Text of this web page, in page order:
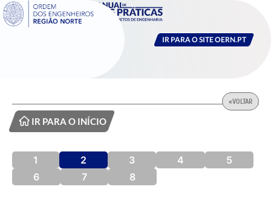
IR PARA O SITE OERN.PT
«VOLTAR
IR PARA O INÍCIO
1 2 3 4
5
6
7 8